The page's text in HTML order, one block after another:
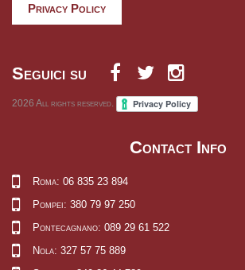
Privacy Policy
Seguici su
2026 All rights reserved.
Contact Info
Roma: 06 835 23 894
Pompei: 380 79 97 250
Pontecagnano: 089 29 61 522
Nola: 327 57 75 889